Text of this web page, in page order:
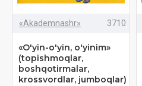
«Akademnashr» 3710
«O'yin-o'yin, o'yinim»
(topishmoqlar,
boshqotirmalar,
krossvordlar, jumboqlar)